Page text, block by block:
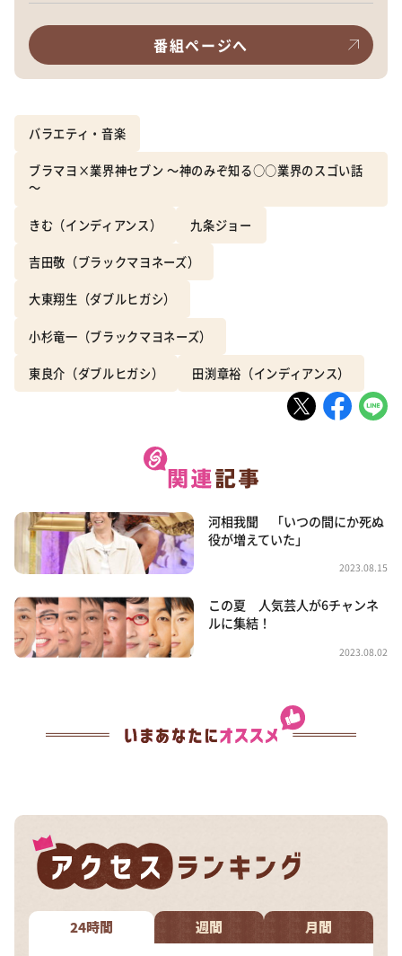
番組ページへ
バラエティ・音楽
ブラマヨ×業界神セブン ～神のみぞ知る○○業界のスゴい話
～
きむ（インディアンス） 九条ジョー
吉田敬（ブラックマヨネーズ）
大東翔生（ダブルヒガシ）
小杉竜一（ブラックマヨネーズ）
東良介（ダブルヒガシ） 田渕章裕（インディアンス）
河相我聞 「いつの間にか死ぬ
役が増えていた」
2023.08.15
この夏 人気芸人が6チャンネ
ルに集結！
2023.08.02
24時間 週間 月間